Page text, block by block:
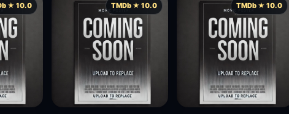
★ 10.0 TMDb ★ 10.0 TMDb ★ 10.0